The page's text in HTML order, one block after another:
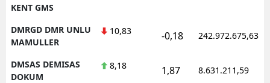
KENT GMS
DMRGD DMR UNLU
MAMULLER
10,83 -0,18 242.972.675,63
DMSAS DEMISAS
DOKUM
8,18 1,87 8.631.211,59